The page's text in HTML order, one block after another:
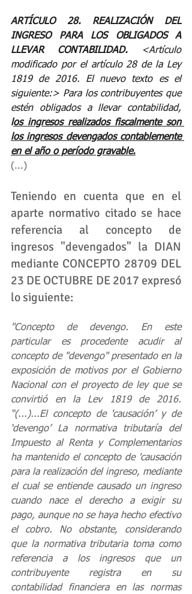
ARTÍCULO 28. REALIZACIÓN DEL
INGRESO PARA LOS OBLIGADOS A
LLEVAR CONTABILIDAD.
<Artículo
modificado por el artículo 28 de la Ley
1819 de 2016. El nuevo texto es el
siguiente:> Para los contribuyentes que
los ingresos realizados fiscalmente son
los ingresos devengados contablemente
en el año o período gravable.
(...)
Teniendo en cuenta que en el
aparte normativo citado se hace
referencia al concepto de
ingresos "devengados" la DIAN
mediante CONCEPTO 28709 DEL
23 DE OCTUBRE DE 2017 expresó
lo siguiente:
"Concepto de devengo. En este
particular es procedente acudir al
concepto de "devengo" presentado en la
exposición de motivos por el Gobierno
Nacional con el proyecto de ley que se
convirtió en la Lev 1819 de 2016.
“(...)...El concepto de 'causación’ y de
‘devengo’ La normativa tributaría del
Impuesto al Renta y Complementarios
ha mantenido el concepto de 'causación
para la realización del ingreso, mediante
el cual se entiende causado un ingreso
cuando nace el derecho a exigir su
pago, aunque no se haya hecho efectivo
el cobro. No obstante, considerando
que la normativa tributaria toma como
referencia a los ingresos que un
contribuyente registra en su
contabilidad financiera en las normas